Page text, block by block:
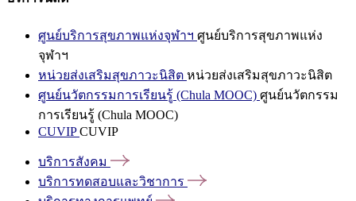
ศูนย์บริการสุขภาพแห่งจุฬาฯ ศูนย์บริการสุขภาพแห่ง
จุฬาฯ
หน่วยส่งเสริมสุขภาวะนิสิต หน่วยส่งเสริมสุขภาวะนิสิต
ศูนย์นวัตกรรมการเรียนรู้ (Chula MOOC) ศูนย์นวัตกรรม
การเรียนรู้ (Chula MOOC)
CUVIPCUVIP
บริการสังคม
บริการทดสอบและวิชาการ